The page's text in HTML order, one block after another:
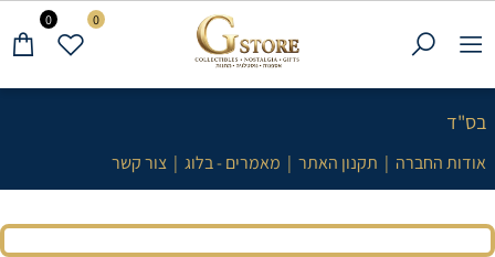
בס"ד
אודות החברה | תקנון האתר | מאמרים - בלוג | צור קשר
0 0